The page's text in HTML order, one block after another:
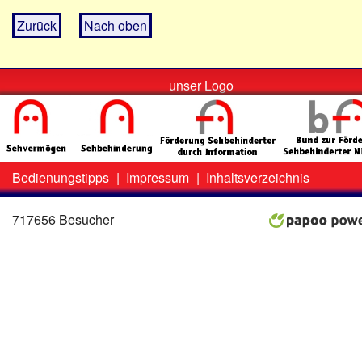
Zurück Nach oben
unser Logo
Zweit-
Menü
Bedienungstipps | Impressum | Inhaltsverzeichnis
717656 Besucher